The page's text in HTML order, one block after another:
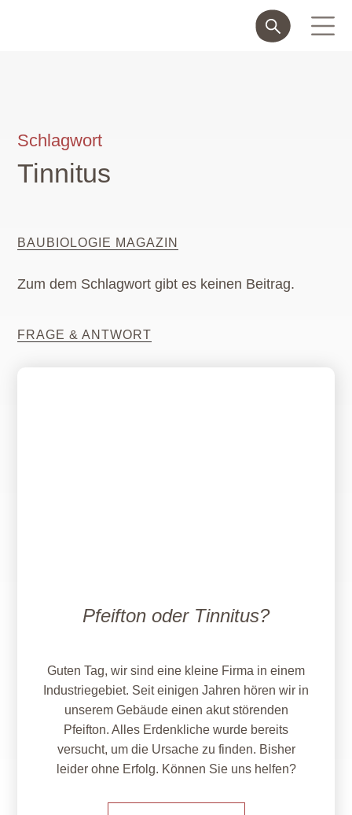
Schlagwort
Tinnitus
BAUBIOLOGIE MAGAZIN
Zum dem Schlagwort gibt es keinen Beitrag.
FRAGE & ANTWORT
Pfeifton oder Tinnitus?
Guten Tag, wir sind eine kleine Firma in einem
Industriegebiet. Seit einigen Jahren hören wir in
unserem Gebäude einen akut störenden
Pfeifton. Alles Erdenkliche wurde bereits
versucht, um die Ursache zu finden. Bisher
leider ohne Erfolg. Können Sie uns helfen?